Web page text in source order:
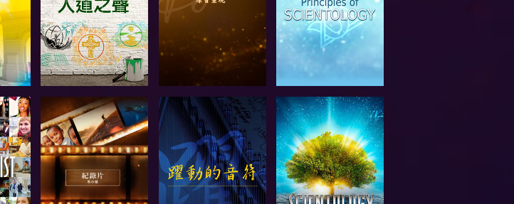
探索系列節目 探索系列節目 觀看